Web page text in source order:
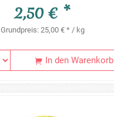
2,50 € *
Grundpreis: 25,00 € * / kg
In den Warenkorb